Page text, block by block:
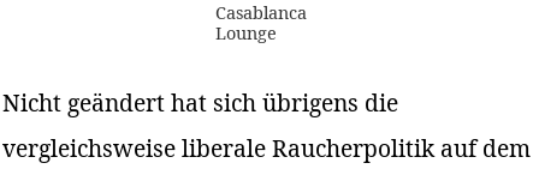
Casablanca
Lounge
Nicht geändert hat sich übrigens die
vergleichsweise liberale Raucherpolitik auf dem